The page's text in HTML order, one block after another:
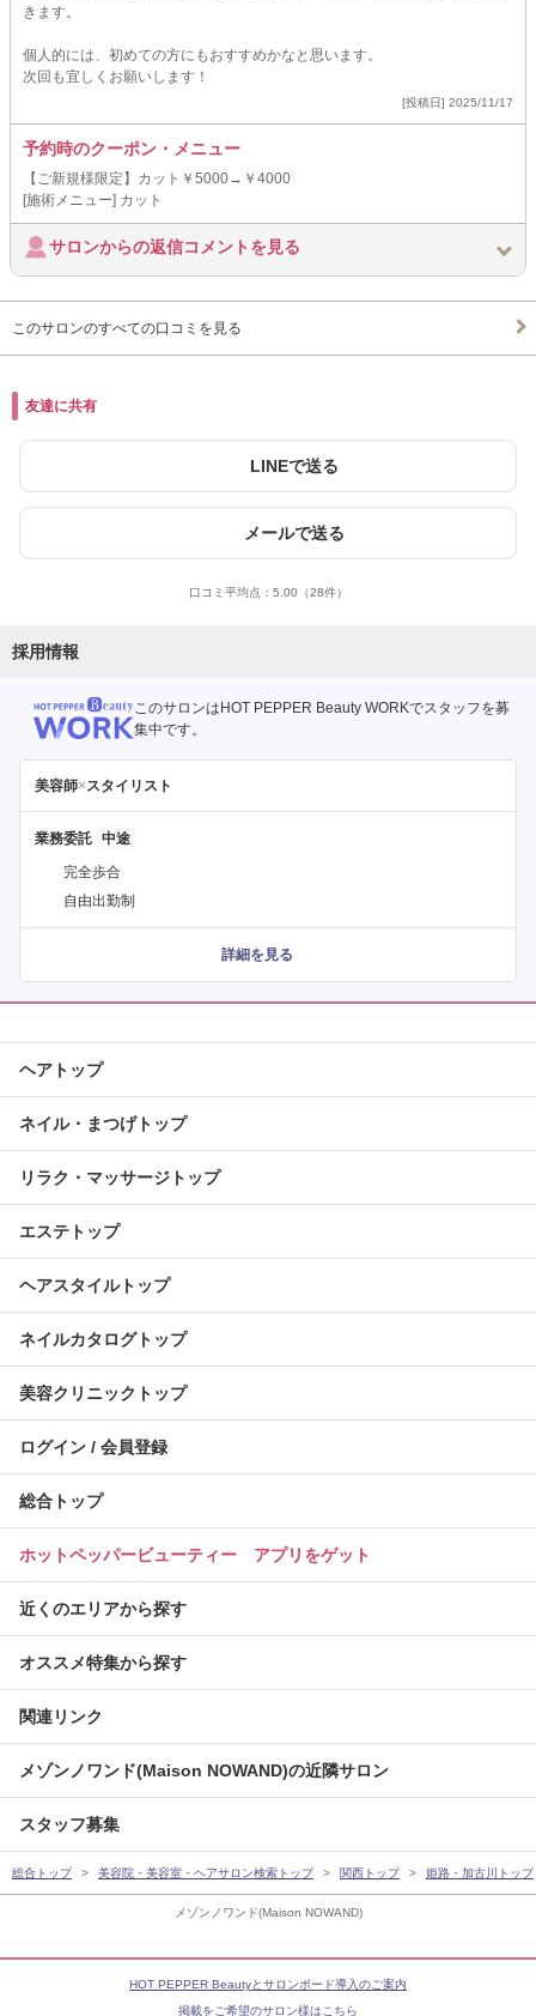
メゾンノワンド(Maison NOWAND)
きます。
個人的には、初めての方にもおすすめかなと思います。
次回も宜しくお願いします！
[投稿日] 2025/11/17
予約時のクーポン・メニュー
【ご新規様限定】カット￥5000→￥4000
[施術メニュー] カット
サロンからの返信コメントを見る
このサロンのすべての口コミを見る
友達に共有
LINEで送る
メールで送る
口コミ平均点： 5.00 （28件）
採用情報
このサロンはHOT PEPPER Beauty WORKでスタッフを募
集中です。
美容師×スタイリスト
業務委託
完全歩合
自由出勤制
詳細を見る
ヘアトップ
ネイル・まつげトップ
リラク・マッサージトップ
エステトップ
ヘアスタイルトップ
ネイルカタログトップ
美容クリニックトップ
ログイン / 会員登録
総合トップ
ホットペッパービューティー アプリをゲット
近くのエリアから探す
オススメ特集から探す
関連リンク
メゾンノワンド(Maison NOWAND)の近隣サロン
スタッフ募集
総合トップ 美容院・美容室・ヘアサロン検索トップ 関西トップ 姫路・加古川トップ
HOT PEPPER Beautyとサロンボード導入のご案内
掲載をご希望のサロン様はこちら